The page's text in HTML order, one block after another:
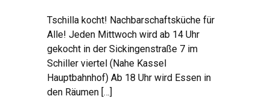
Tschilla kocht! Nachbarschaftsküche für
Alle! Jeden Mittwoch wird ab 14 Uhr
gekocht in der Sickingenstraße 7 im
Schiller viertel (Nahe Kassel
Hauptbahnhof) Ab 18 Uhr wird Essen in
den Räumen […]